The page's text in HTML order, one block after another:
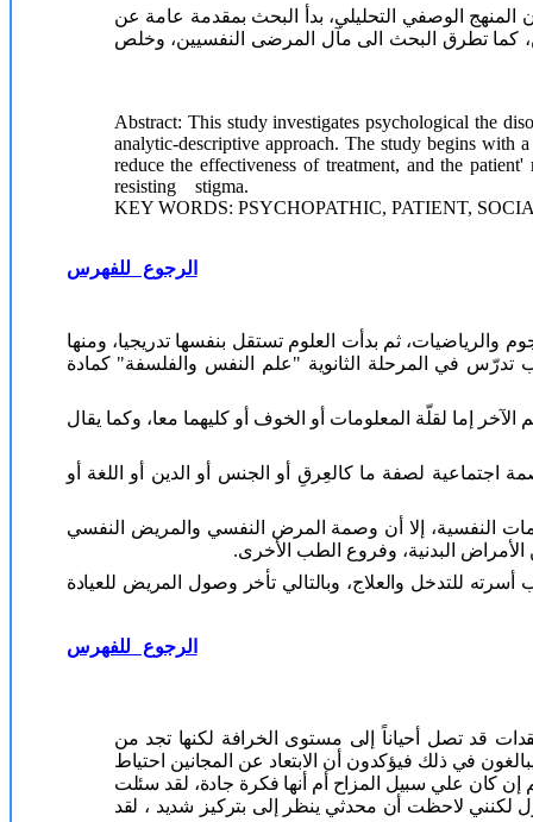
المنهج الوصفي التحليلي، بدأ البحث بمقدمة عامة عن
كما تطرق البحث الى مآل المرضى النفسيين، وخلص
Abstract: This study investigates psychological the
analytic-descriptive approach. The study begins with
reduce the effectiveness of treatment, and the
resisting stigma.
KEY WORDS: PSYCHOPATHIC, PATIENT,
الرجوع للفهرس
والرياضيات، ثم بدأت العلوم تستقل بنفسها تدريجيا، ومنها
تدرّس في المرحلة الثانوية "علم النفس والفلسفة" كمادة
إما لقلّة المعلومات أو الخوف أو كليهما معا، وكما يقال
اجتماعية لصفة ما كالعِرقِ أو الجنس أو الدين أو اللغة أو
النفسية، إلا أن وصمة المرض النفسي والمريض النفسي
البدنية، وفروع الطب الأخرى.
للتدخل والعلاج، وبالتالي تأخر وصول المريض للعيادة
الرجوع للفهرس
قد تصل أحياناً إلى مستوى الخرافة لكنها تجد من
في ذلك فيؤكدون أن الابتعاد عن المجانين احتياط
كان علي سبيل المزاح أم أنها فكرة جادة، لقد سئلت
لكنني لاحظت أن محدثي ينظر إلى بتركيز شديد ، لقد